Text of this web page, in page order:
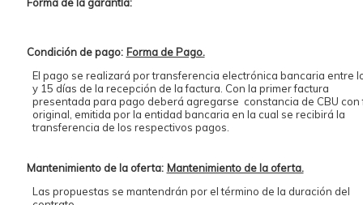
Condición de pago: Forma de Pago.
El pago se realizará por transferencia electrónica bancaria entre
y 15 días de la recepción de la factura. Con la primer factura
presentada para pago deberá agregarse constancia de CBU con
original, emitida por la entidad bancaria en la cual se recibirá la
transferencia de los respectivos pagos.
Mantenimiento de la oferta: Mantenimiento de la oferta.
Las propuestas se mantendrán por el término de la duración del